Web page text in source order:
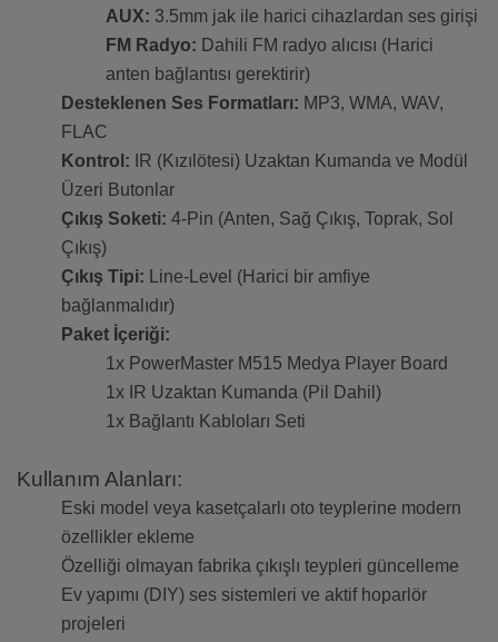
AUX: 3.5mm jak ile harici cihazlardan ses girişi
FM Radyo: Dahili FM radyo alıcısı (Harici
anten bağlantısı gerektirir)
Desteklenen Ses Formatları: MP3, WMA, WAV,
FLAC
Kontrol: IR (Kızılötesi) Uzaktan Kumanda ve Modül
Üzeri Butonlar
Çıkış Soketi: 4-Pin (Anten, Sağ Çıkış, Toprak, Sol
Çıkış)
Çıkış Tipi: Line-Level (Harici bir amfiye
bağlanmalıdır)
Paket İçeriği:
1x PowerMaster M515 Medya Player Board
1x IR Uzaktan Kumanda (Pil Dahil)
1x Bağlantı Kabloları Seti
Kullanım Alanları:
Eski model veya kasetçalarlı oto teyplerine modern
özellikler ekleme
Özelliği olmayan fabrika çıkışlı teypleri güncelleme
Ev yapımı (DIY) ses sistemleri ve aktif hoparlör
projeleri